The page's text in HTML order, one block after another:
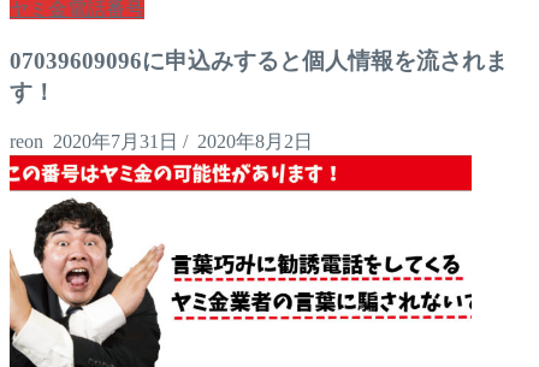
ヤミ金電話番号
07039609096に申込みすると個人情報を流されま
す！
reon 2020年7月31日 / 2020年8月2日